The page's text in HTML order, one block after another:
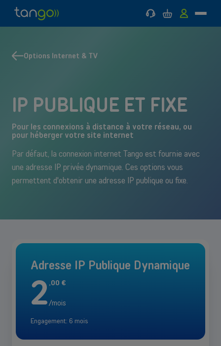
Aller
principal
Aller
principal
SupportPanierMyTangoMenu
MOBILE
Internet & TV
&
TV
INTERNET & TV
Bons plans
Options Internet & TV
IP PUBLIQUE ET FIXE
Pour les connexions à distance à votre réseau, ou
pour héberger votre site internet
Par défaut, la connexion internet Tango est fournie avec
une adresse IP privée dynamique. Ces options vous
permettent d'obtenir une adresse IP publique ou fixe.
Adresse IP Publique Dynamique
2 ,00 €
/mois
Engagement: 6 mois